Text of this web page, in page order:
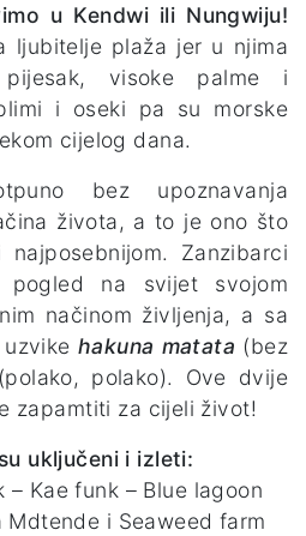
u Kendwi ili Nungwiju!
ljubitelje plaža jer u njima
pijesak, visoke palme i
i oseki pa su morske
cijelog dana.
bez upoznavanja
života, a to je ono što
Zanzibarci
pogled na svijet svojom
načinom življenja, a sa
hakuna matata (bez
polako). Ove dvije
zapamtiti za cijeli život!
uključeni i izleti:
– Kae funk – Blue lagoon
i Seaweed farm